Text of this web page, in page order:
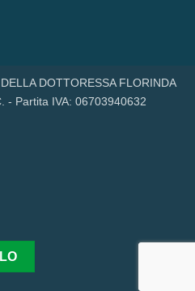
DOTTORESSA FLORINDA
- Partita IVA: 06703940632